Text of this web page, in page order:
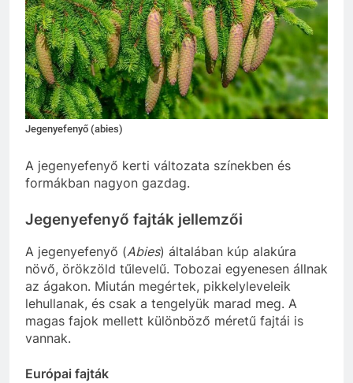
Jegenyefenyő (abies)
A jegenyefenyő kerti változata színekben és
formákban nagyon gazdag.
Jegenyefenyő fajták jellemzői
A jegenyefenyő (Abies) általában kúp alakúra
növő, örökzöld tűlevelű. Tobozai egyenesen állnak
az ágakon. Miután megértek, pikkelyleveleik
lehullanak, és csak a tengelyük marad meg. A
magas fajok mellett különböző méretű fajtái is
vannak.
Európai fajták